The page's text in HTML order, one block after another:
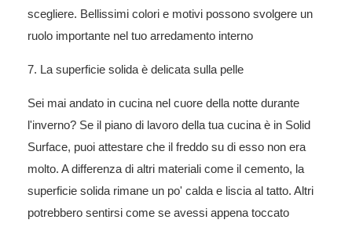
scegliere. Bellissimi colori e motivi possono svolgere un
ruolo importante nel tuo arredamento interno
7. La superficie solida è delicata sulla pelle
Sei mai andato in cucina nel cuore della notte durante
l'inverno? Se il piano di lavoro della tua cucina è in Solid
Surface, puoi attestare che il freddo su di esso non era
molto. A differenza di altri materiali come il cemento, la
superficie solida rimane un po' calda e liscia al tatto. Altri
potrebbero sentirsi come se avessi appena toccato